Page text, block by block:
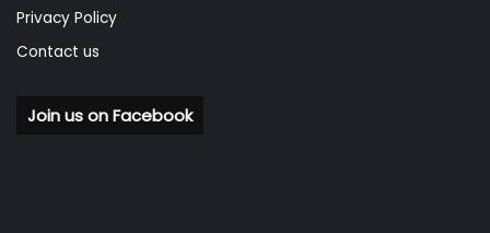
Privacy Policy
Contact us
Join us on Facebook